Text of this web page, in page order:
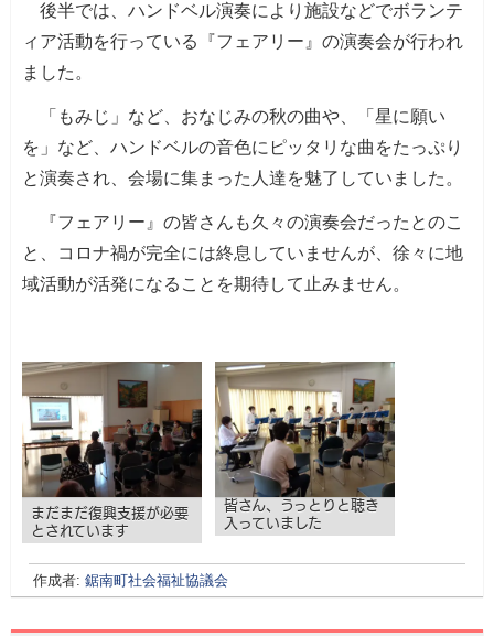
後半では、ハンドベル演奏により施設などでボランテ
ィア活動を行っている『フェアリー』の演奏会が行われ
ました。
「もみじ」など、おなじみの秋の曲や、「星に願い
を」など、ハンドベルの音色にピッタリな曲をたっぷり
と演奏され、会場に集まった人達を魅了していました。
『フェアリー』の皆さんも久々の演奏会だったとのこ
と、コロナ禍が完全には終息していませんが、徐々に地
域活動が活発になることを期待して止みません。
まだまだ復興支援が必要
とされています
皆さん、うっとりと聴き
入っていました
作成者: 鋸南町社会福祉協議会